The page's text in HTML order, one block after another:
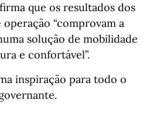
que os resultados dos
“comprovam a
solução de mobilidade
e confortável”.
inspiração para todo o